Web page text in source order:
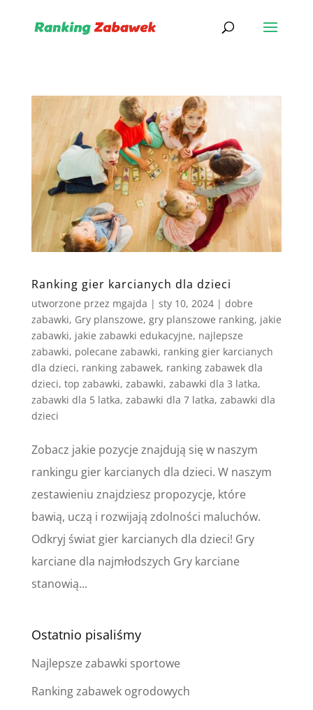
Ranking gier karcianych dla dzieci
utworzone przez mgajda | sty 10, 2024| dobre
zabawki, Gry planszowe, gry planszowe ranking, jakie
zabawki, jakie zabawki edukacyjne, najlepsze
zabawki, polecane zabawki, ranking gier karcianych
dla dzieci, ranking zabawek, ranking zabawek dla
dzieci, top zabawki, zabawki, zabawki dla 3 latka,
zabawki dla 5 latka, zabawki dla 7 latka, zabawki dla
dzieci
Zobacz jakie pozycje znajdują się w naszym
rankingu gier karcianych dla dzieci. W naszym
zestawieniu znajdziesz propozycje, które
bawią, uczą i rozwijają zdolności maluchów.
Odkryj świat gier karcianych dla dzieci! Gry
karciane dla najmłodszych Gry karciane
stanowią...
Ostatnio pisaliśmy
Najlepsze zabawki sportowe
Ranking zabawek ogrodowych